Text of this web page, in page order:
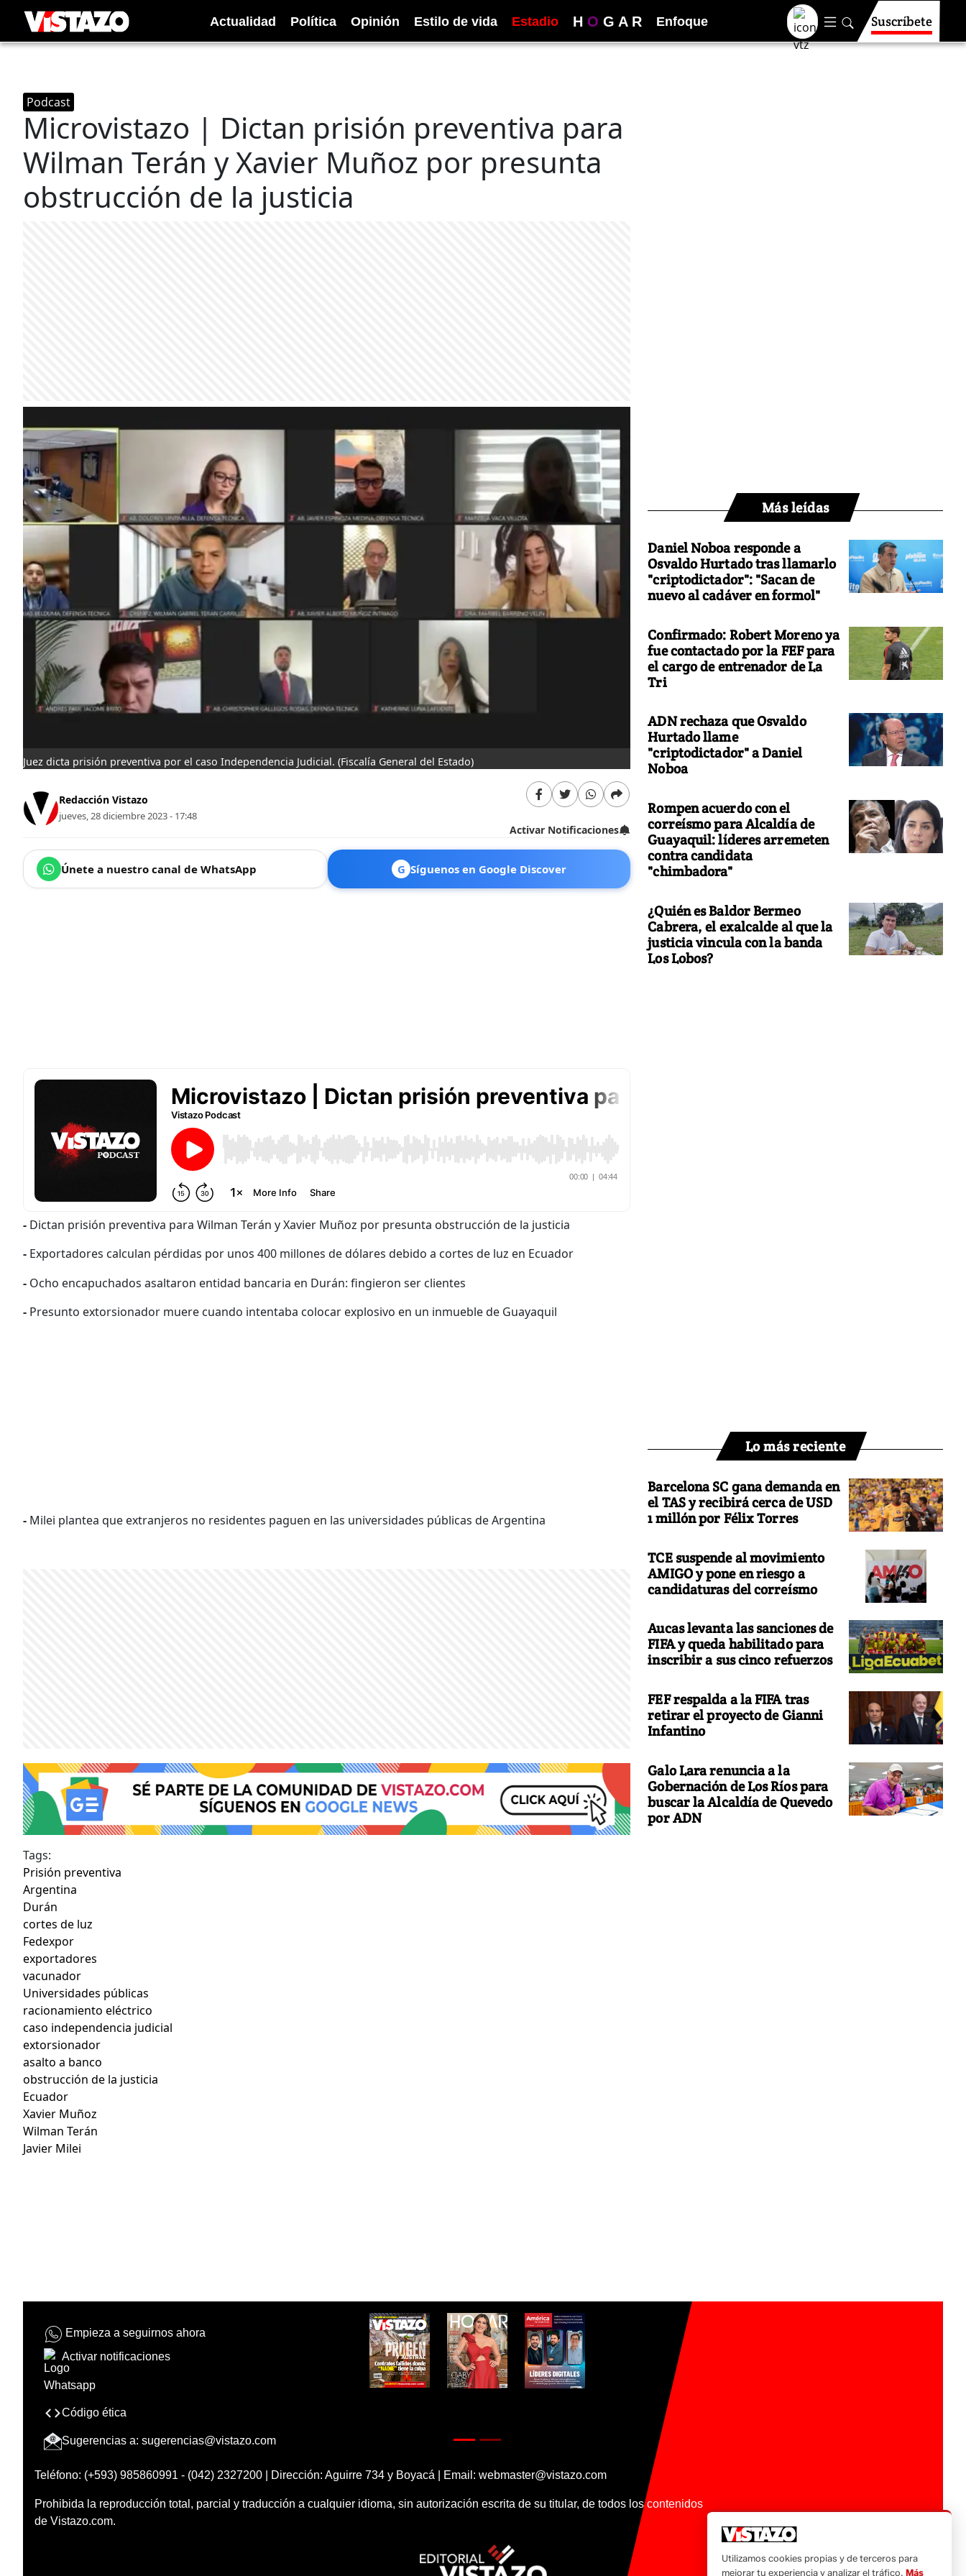
Actualidad Política Opinión Estilo de vida Estadio H O G A R Enfoque Suscríbete
Podcast
Microvistazo | Dictan prisión preventiva para
Wilman Terán y Xavier Muñoz por presunta
obstrucción de la justicia
Juez dicta prisión preventiva por el caso Independencia Judicial. (Fiscalía General del Estado)
Redacción Vistazo
jueves, 28 diciembre 2023 - 17:48
Activar Notificaciones
Únete a nuestro canal de WhatsApp G Síguenos en Google Discover
- Dictan prisión preventiva para Wilman Terán y Xavier Muñoz por presunta obstrucción de la justicia
- Exportadores calculan pérdidas por unos 400 millones de dólares debido a cortes de luz en Ecuador
- Ocho encapuchados asaltaron entidad bancaria en Durán: fingieron ser clientes
- Presunto extorsionador muere cuando intentaba colocar explosivo en un inmueble de Guayaquil
- Milei plantea que extranjeros no residentes paguen en las universidades públicas de Argentina
Tags:
Prisión preventiva
Argentina
Durán
cortes de luz
Fedexpor
exportadores
vacunador
Universidades públicas
racionamiento eléctrico
caso independencia judicial
extorsionador
asalto a banco
obstrucción de la justicia
Ecuador
Xavier Muñoz
Wilman Terán
Javier Milei
Más leídas
Daniel Noboa responde a
Osvaldo Hurtado tras llamarlo
"criptodictador": "Sacan de
nuevo al cadáver en formol"
Confirmado: Robert Moreno ya
fue contactado por la FEF para
el cargo de entrenador de La
Tri
ADN rechaza que Osvaldo
Hurtado llame
"criptodictador" a Daniel
Noboa
Rompen acuerdo con el
correísmo para Alcaldía de
Guayaquil: líderes arremeten
contra candidata
"chimbadora"
¿Quién es Baldor Bermeo
Cabrera, el exalcalde al que la
justicia vincula con la banda
Los Lobos?
Lo más reciente
Barcelona SC gana demanda en
el TAS y recibirá cerca de USD
1 millón por Félix Torres
TCE suspende al movimiento
AMIGO y pone en riesgo a
candidaturas del correísmo
Aucas levanta las sanciones de
FIFA y queda habilitado para
inscribir a sus cinco refuerzos
FEF respalda a la FIFA tras
retirar el proyecto de Gianni
Infantino
Galo Lara renuncia a la
Gobernación de Los Ríos para
buscar la Alcaldía de Quevedo
por ADN
Empieza a seguirnos ahora
Activar notificaciones
Código ética
Sugerencias a: sugerencias@vistazo.com
Teléfono: (+593) 985860991 - (042) 2327200 | Dirección: Aguirre 734 y Boyacá | Email: webmaster@vistazo.com
Prohibida la reproducción total, parcial y traducción a cualquier idioma, sin autorización escrita de su titular, de todos los contenidos
de Vistazo.com.
Utilizamos cookies propias y de terceros para
mejorar tu experiencia y analizar el tráfico. Más